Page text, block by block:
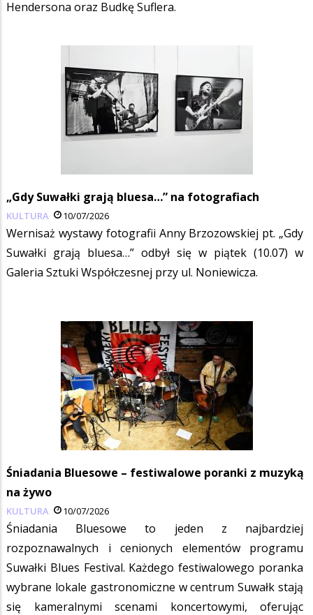
Hendersona oraz Budkę Suflera.
„Gdy Suwałki grają bluesa…” na fotografiach
KULTURA 10/07/2026
Wernisaż wystawy fotografii Anny Brzozowskiej pt. „Gdy
Suwałki grają bluesa…” odbył się w piątek (10.07) w
Galeria Sztuki Współczesnej przy ul. Noniewicza.
Śniadania Bluesowe – festiwalowe poranki z muzyką
na żywo
KULTURA 10/07/2026
Śniadania Bluesowe to jeden z najbardziej
rozpoznawalnych i cenionych elementów programu
Suwałki Blues Festival. Każdego festiwalowego poranka
wybrane lokale gastronomiczne w centrum Suwałk stają
się kameralnymi scenami koncertowymi, oferując